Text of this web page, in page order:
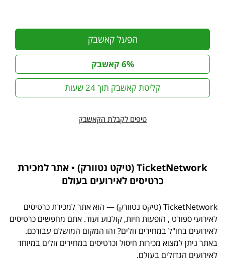
הפעל קאשבק
6% קאשבק
קליטת קאשבק תוך 24 שעות
טיפים לקבלת הקאשבק
TicketNetwork (טיקט נטוורק) • אתר למכירת
כרטיסים לאירועים בעולם
TicketNetwork (טיקט נטוורק) — הוא אתר למכירת כרטיסים
לאירועי ספורט , הופעות חיות, קולנוע ועוד. אתם מחפשים כרטיסים
לאירועים בחו"ל במחירים זולים? זהו המקום המושלם עבורכם.
באתר ניתן למצוא מכירות חיסול וכרטיסים במחירים זולים במיוחד
לאירועים הגדולים בעולם.